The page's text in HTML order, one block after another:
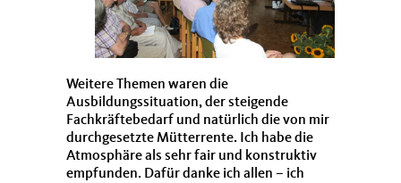
Weitere Themen waren die
Ausbildungssituation, der steigende
Fachkräftebedarf und natürlich die von mir
durchgesetzte Mütterrente. Ich habe die
Atmosphäre als sehr fair und konstruktiv
empfunden. Dafür danke ich allen – ich